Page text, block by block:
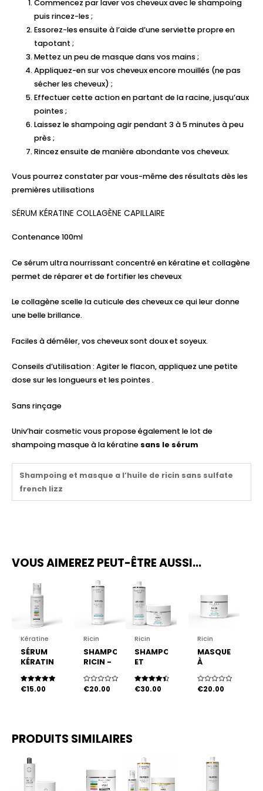
Commencez par laver vos cheveux avec le shampoing
puis rincez-les ;
Essorez-les ensuite à l’aide d’une serviette propre en
tapotant ;
Mettez un peu de masque dans vos mains ;
Appliquez-en sur vos cheveux encore mouillés (ne pas
sécher les cheveux) ;
Effectuer cette action en partant de la racine, jusqu’aux
pointes ;
Laissez le shampoing agir pendant 3 à 5 minutes à peu
près ;
Rincez ensuite de manière abondante vos cheveux.
Vous pourrez constater par vous-même des résultats dès les
premières utilisations
SÉRUM KÉRATINE COLLAGÈNE CAPILLAIRE
Contenance 100ml
Ce sérum ultra nourrissant concentré en kératine et collagène
permet de réparer et de fortifier les cheveux
Le collagène scelle la cuticule des cheveux ce qui leur donne
une belle brillance.
Faciles à démêler, vos cheveux sont doux et soyeux.
Conseils d’utilisation : Agiter le flacon, appliquez une petite
dose sur les longueurs et les pointes .
Sans rinçage
Univ’hair cosmetic vous propose également le lot de
shampoing masque à la kératine sans le sérum
Shampoing et masque a l’huile de ricin sans sulfate
french lizz
VOUS AIMEREZ PEUT-ÊTRE AUSSI…
Kératine
SÉRUM
KÉRATINE
Note
5.00
€15.00
Ricin
SHAMPOING
RICIN -
SANS
SULFATE
Note
0
€20.00
Ricin
SHAMPOING
ET
À
L’HUILE
LIZZ
Note
4.50
€30.00
Ricin
MASQUE
À
DE
RICIN
Note
0
€20.00
PRODUITS SIMILAIRES